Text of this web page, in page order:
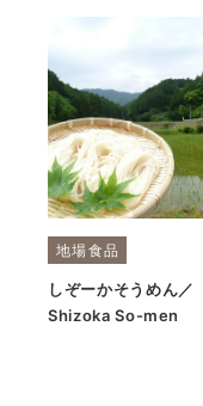
地場食品
しぞーかそうめん／
Shizoka So-men